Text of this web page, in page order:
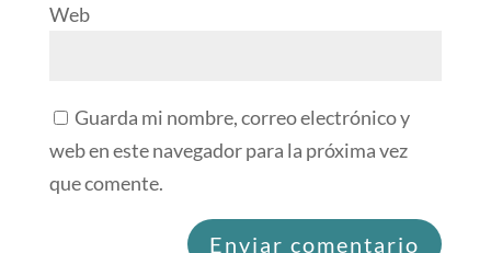
Web
Guarda mi nombre, correo electrónico y
web en este navegador para la próxima vez
que comente.